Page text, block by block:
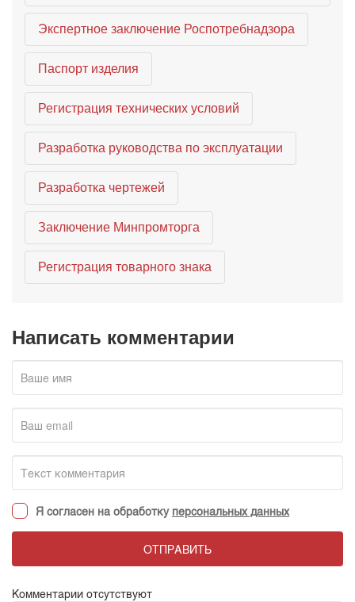
Экспертное заключение Роспотребнадзора
Паспорт изделия
Регистрация технических условий
Разработка руководства по эксплуатации
Разработка чертежей
Заключение Минпромторга
Регистрация товарного знака
Написать комментарии
Я согласен на обработку персональных данных
ОТПРАВИТЬ
Комментарии отсутствуют